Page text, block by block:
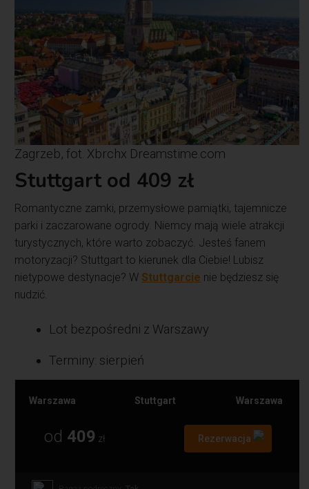
Zagrzeb, fot. Xbrchx Dreamstime.com
Stuttgart od 409 zł
Romantyczne zamki, przemysłowe pamiątki, tajemnicze
parki i zaczarowane ogrody. Niemcy mają wiele atrakcji
turystycznych, które warto zobaczyć. Jesteś fanem
motoryzacji? Stuttgart to kierunek dla Ciebie! Lubisz
nietypowe destynacje? W Stuttgarcie nie będziesz się
nudzić.
Lot bezpośredni z Warszawy
Terminy: sierpień
Warszawa Stuttgart Warszawa
od 409 zł Rezerwacja